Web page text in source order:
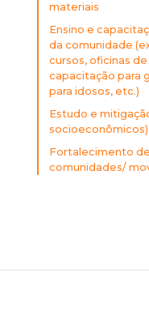
materiais
Ensino e
da comunidade
cursos, oficinas
capacitação para
para idosos, etc.)
Estudo e
socioeconômicos)
Fortalecimento
comunidades/